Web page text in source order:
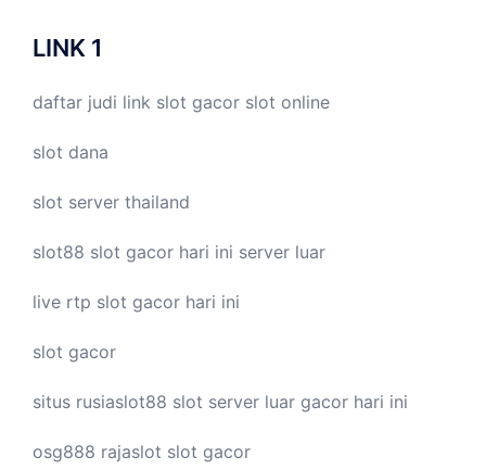
LINK 1
daftar judi link slot gacor slot online
slot dana
slot server thailand
slot88 slot gacor hari ini server luar
live rtp slot gacor hari ini
slot gacor
situs rusiaslot88 slot server luar gacor hari ini
osg888 rajaslot slot gacor